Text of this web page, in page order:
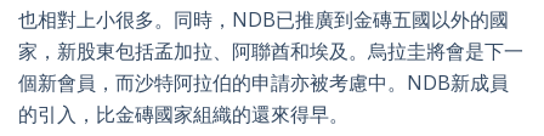
也相對上小很多。同時，NDB已推廣到金磚五國以外的國
家，新股東包括孟加拉、阿聯酋和埃及。烏拉圭將會是下一
個新會員，而沙特阿拉伯的申請亦被考慮中。NDB新成員
的引入，比金磚國家組織的還來得早。